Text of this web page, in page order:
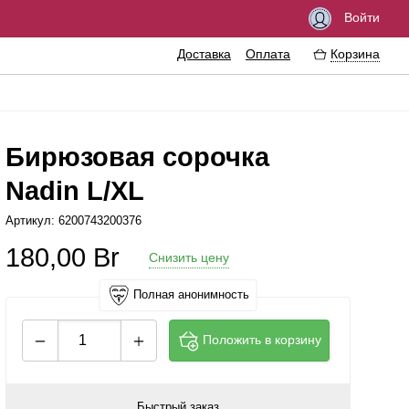
Войти
Доставка Оплата Корзина
масла
Эротические сувениры
Литература
Аксессуары для игр
Бирюзовая сорочка
Nadin L/XL
Артикул: 6200743200376
180,00 Br Снизить цену
Полная анонимность
Положить в корзину